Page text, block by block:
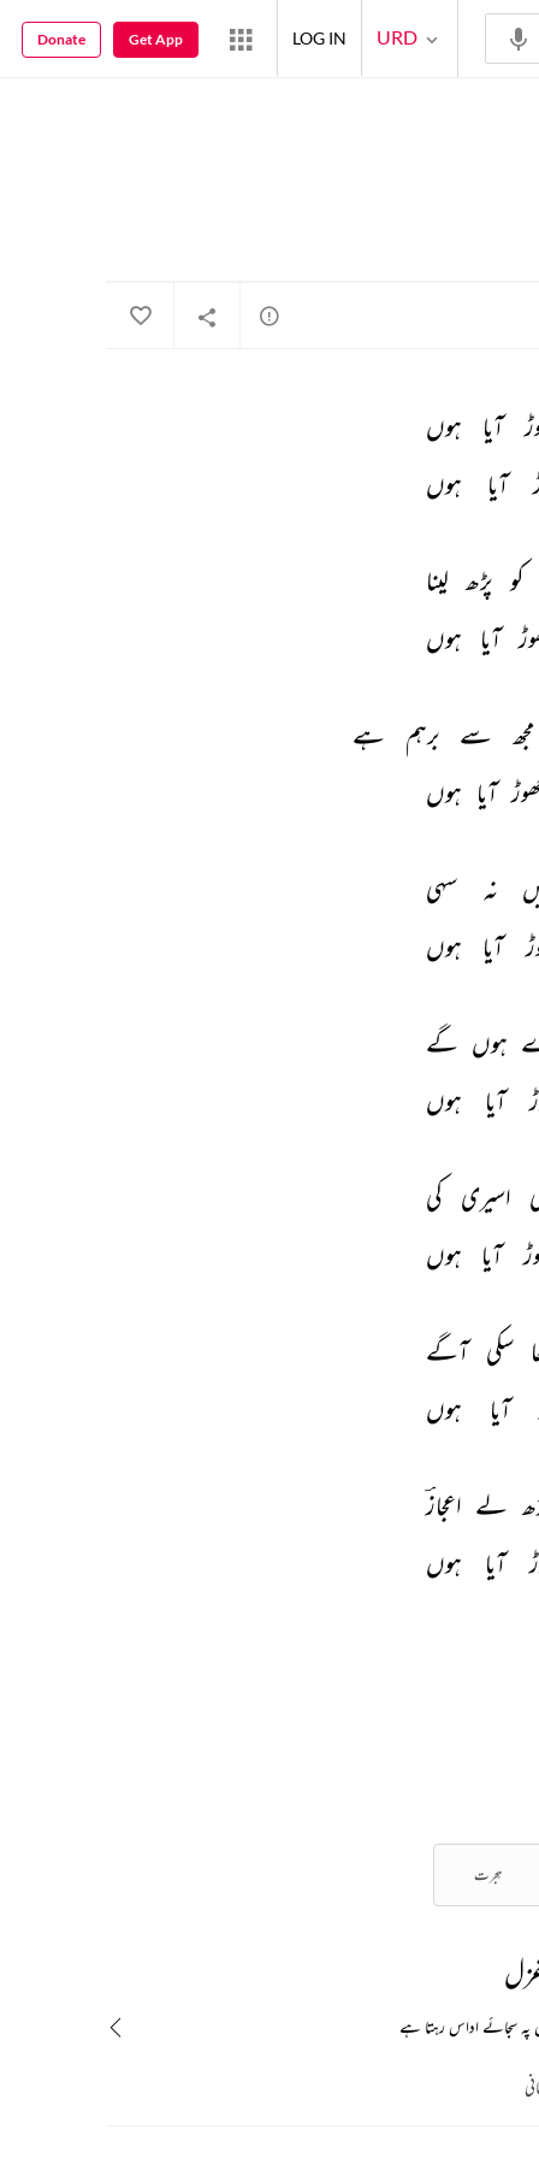
آیا
ہوں
آیا ہوں
کو پڑھ لینا
آیا ہوں
مجھ سے برہم
ہے
آیا ہوں
نہ
سہی
آیا ہوں
ہوں گے
آیا ہوں
اسیری کی
آیا ہوں
سکی آگے
آیا ہوں
لے اعجازؔ
آیا ہوں
ہجرت
پہ سجائے اداس رہتا ہے
URD
LOG IN
Get App
Donate